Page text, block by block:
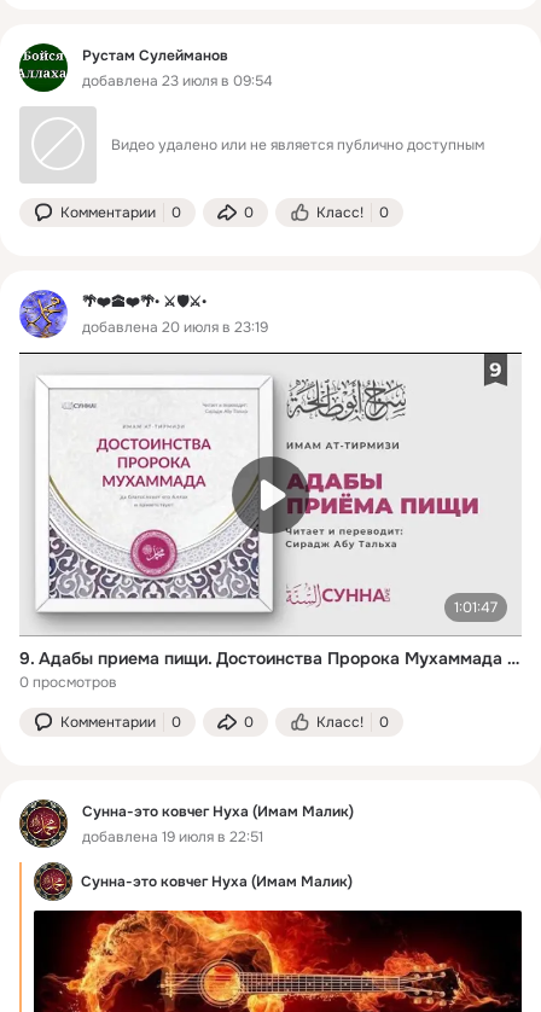
Рустам Сулейманов
добавлена 23 июля в 09:54
Видео удалено или не является публично доступным
Комментарии 0 0 Класс! 0
🌴❤️🕋❤️🌴• ⚔️🛡️⚔️•
добавлена 20 июля в 23:19
1:01:47
9. Адабы приема пищи. Достоинства Пророка Мухаммада ﷺ || Сирадж Абу Тальха
0 просмотров
Комментарии 0 0 Класс! 0
Сунна-это ковчег Нуха (Имам Малик)
добавлена 19 июля в 22:51
Сунна-это ковчег Нуха (Имам Малик)